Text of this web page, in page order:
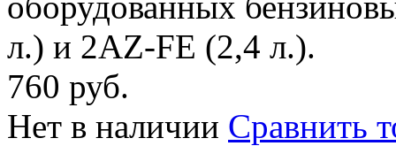
л.) и 2AZ-FE (2,4 л.).
760 руб.
Нет в наличии Сравнить